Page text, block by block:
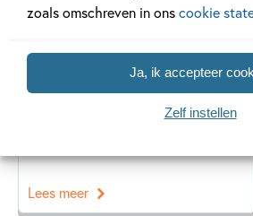
zoals omschreven in onscookie
Ja, ik accepteer
Zelf instellen
Ons Kinderpanel leest: ‘De
blauwevinvistemster’
Lees meer